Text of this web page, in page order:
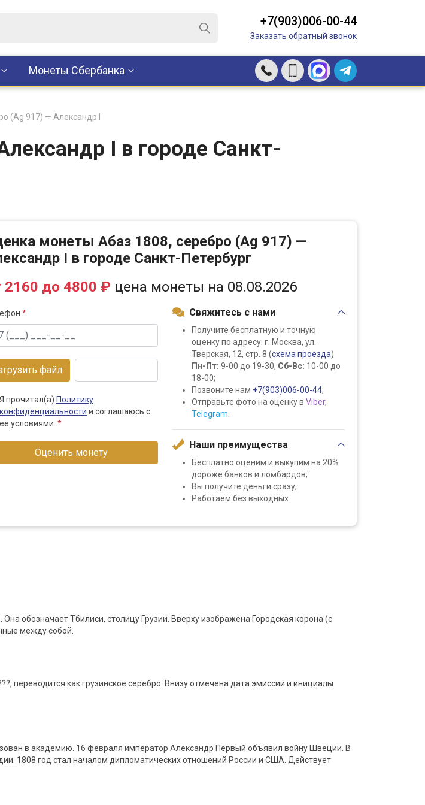
+7(903)006-00-44
Заказать обратный звонок
Монеты Сбербанка
(Ag 917) — Александр I
I в городе Санкт-
монеты Абаз 1808, серебро (Ag 917) —
I в городе Санкт-Петербург
2160 до 4800 ₽ цена монеты на 08.08.2026
*
файл
Я прочитал(а) Политику
конфиденциальности и соглашаюсь с
её условиями. *
Оценить монету
Свяжитесь с нами
Получите бесплатную и точную
оценку по адресу: г. Москва, ул.
Тверская, 12, стр. 8 (схема проезда)
Пн-Пт: 9-00 до 19-30, Сб-Вс: 10-00 до
18-00;
Позвоните нам +7(903)006-00-44;
Отправьте фото на оценку в Viber,
Telegram
Наши преимущества
Бесплатно оценим и выкупим на 20%
дороже банков и ломбардов;
Вы получите деньги сразу;
Работаем без выходных.
обозначает Тбилиси, столицу Грузии. Вверху изображена Городская корона (с
между собой.
переводится как грузинское серебро. Внизу отмечена дата эмиссии и инициалы
в академию. 16 февраля император Александр Первый объявил войну Швеции. В
1808 год стал началом дипломатических отношений России и США. Действует